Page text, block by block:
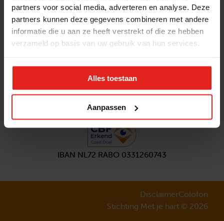
partners voor social media, adverteren en analyse. Deze
partners kunnen deze gegevens combineren met andere
informatie die u aan ze heeft verstrekt of die ze hebben
verzameld op basis van uw gebruik van hun services.
Alles toestaan
Aanpassen
Volg ons
Aanmeldennieuwsbrief
IBAN NL72 RABO 0331260743
DisclaimerColofon
Stichting Met je hart © 2026